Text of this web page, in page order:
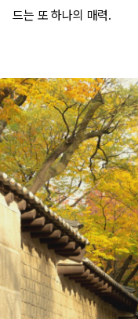
드는 또 하나의 매력.